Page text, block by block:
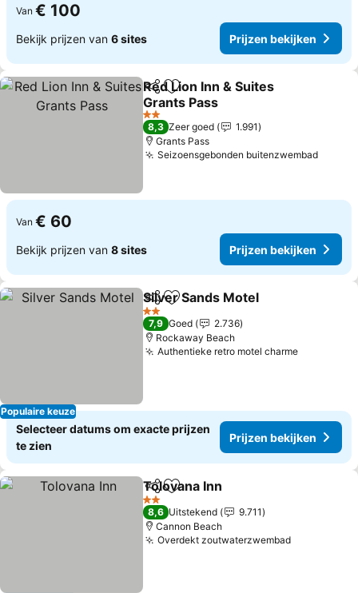
Van € 100
Bekijk prijzen van 6 sites Prijzen bekijken
DelenToevoegen aan favorieten
Red Lion Inn & Suites
Grants Pass
2 Sterren
8,3 Zeer goed
1.991
Grants Pass
Seizoensgebonden buitenzwembad
Van € 60
Bekijk prijzen van 8 sites Prijzen bekijken
Populaire keuze
DelenToevoegen aan favorieten
Silver Sands Motel
2 Sterren
7,9 Goed
2.736
Rockaway Beach
Authentieke retro motel charme
Selecteer datums om exacte prijzen
te zien
Prijzen bekijken
DelenToevoegen aan favorieten
Tolovana Inn
2 Sterren
8,6 Uitstekend
9.711
Cannon Beach
Overdekt zoutwaterzwembad